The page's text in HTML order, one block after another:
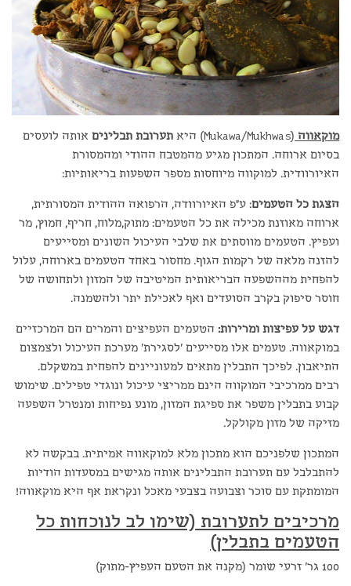
מוקאווה (Mukawa/Mukhwas) היא תערובת תבלינים אותה לועסים
בסיום ארוחה. המתכון מגיע מהמטבח ההודי ומהמסורת
האיורוודית. למוקווה מיוחסות מספר השפעות בריאותיות:
הצגת כל הטעמים: ע"פ האיורוודה, הרפואה ההודית המסורתית,
ארוחה מאוזנת מכילה את כל הטעמים: מתוק,מלוח, חריף, חמוץ, מר
ועפיץ. הטעמים מווסתים את שלבי העיכול השונים ומסייעים
להזנה מלאה של רקמות הגוף. מחסור באחד הטעמים בארוחה, עלול
להפחית מההשפעה הבריאותית המיטיבה של המזון ולתחושה של
חוסר סיפוק בקרב הסועדים ואף לאכילת יתר ולהשמנה.
דגש על עפיצות ומרירות: הטעמים העפיצים והמרים הם המרכזיים
במוקאווה. טעמים אלו מסייעים 'לסגירת' מערכת העיכול ולצמצום
התיאבון. לפיכך התבלין מתאים למעוניינים להפחית במשקלם.
רבים ממרכיבי המוקווה הינם ממריצי עיכול ונוגדי טפילים. שימוש
קבוע בתבלין משפר את ספיגת המזון, מונע נפיחות ומנטרל השפעה
מזיקה של מזון מקולקל.
המתכון שלפניכם הוא מתכון מלא למוקאווה אמיתית. בבקשה לא
להתבלבל עם תערובת התבלינים אותה מגישים במסעדות הודיות
המומתקת עם סוכר וצבועה בצבעי מאכל ונקראת אף היא מוקאווה!
מרכיבים לתערובת (שימו לב לנוכחות כל
הטעמים בתבלין)
100 גר' זרעי שומר (מקנה את הטעם העפיץ-מתוק)